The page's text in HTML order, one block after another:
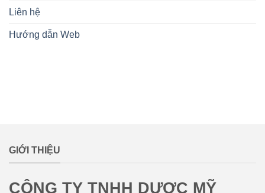
Liên hệ
Hướng dẫn Web
GIỚI THIỆU
CÔNG TY TNHH DƯỢC MỸ